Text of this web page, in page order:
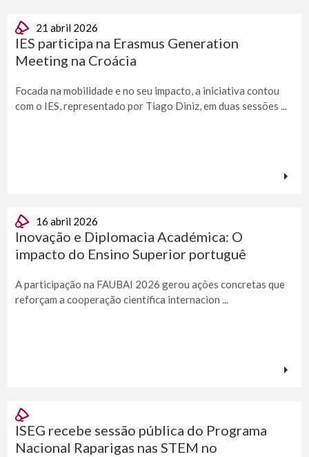
21 abril 2026
IES participa na Erasmus Generation
Meeting na Croácia
Focada na mobilidade e no seu impacto, a iniciativa contou
com o IES, representado por Tiago Diniz, em duas sessões ...
16 abril 2026
Inovação e Diplomacia Académica: O
impacto do Ensino Superior portuguê
A participação na FAUBAI 2026 gerou ações concretas que
reforçam a cooperação científica internacion ...
ISEG recebe sessão pública do Programa
Nacional Raparigas nas STEM no